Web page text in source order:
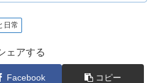
日常
ェアする
Facebook コピー